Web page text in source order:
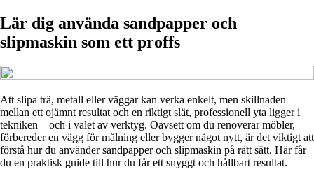
Lär dig använda sandpapper och
slipmaskin som ett proffs
Att slipa trä, metall eller väggar kan verka enkelt, men skillnaden
mellan ett ojämnt resultat och en riktigt slät, professionell yta ligger i
tekniken – och i valet av verktyg. Oavsett om du renoverar möbler,
förbereder en vägg för målning eller bygger något nytt, är det viktigt att
förstå hur du använder sandpapper och slipmaskin på rätt sätt. Här får
du en praktisk guide till hur du får ett snyggt och hållbart resultat.